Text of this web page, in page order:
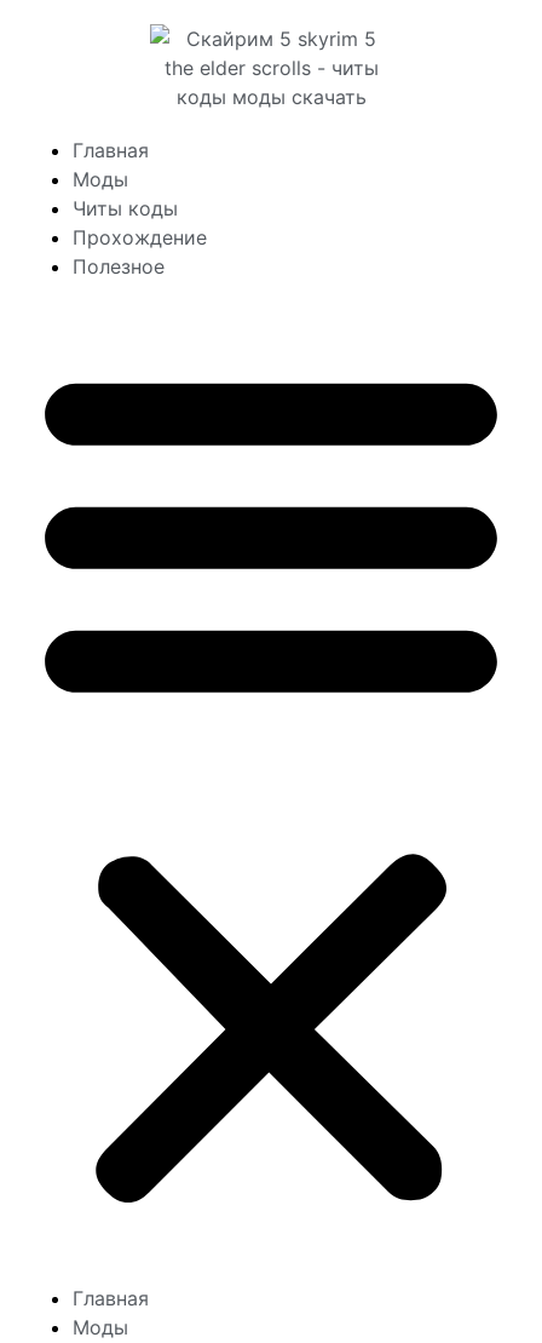
Главная
Моды
Читы коды
Прохождение
Полезное
Главная
Моды